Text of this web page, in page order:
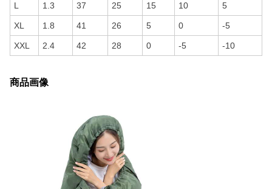
L 1.3 37 25 15 10 5
XL 1.8 41 26 5 0 -5
XXL 2.4 42 28 0 -5 -10
商品画像